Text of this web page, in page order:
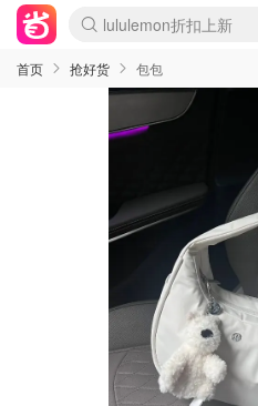
lululemon折扣上新
Sasa美妆护肤3.5折
SSENSE年中3折
FreshBeauty好价汇总
Cettire降价+叠9折
Farfetch折上8折
WWS Coles超市实拍
viagogo二手票捡漏
Myer清仓1折起
The Outnet奢牌1折起
David Jones 3折起
Flannels大牌1折
Perfumes Club护肤1折
AMIRO返校季6.2折
Oweek抽奖送Airpods
Amazon折扣汇总
eToro入金$200送$50
Amazon数码好物
ICONIC本周7.5折
ThedoubleF高奢地板价
Moose Knuckles 6折
丝芙兰5折起
EUFY官网3.7折起
Selenichast首饰2折
Trip机票酒店促销
YSL送5件彩妆礼
Amazon家居好物
BIGBANG巡演开票
David Jones时尚3折
Amazon美妆护肤
雅漾大喷$8
过敏原检测盒$33
伊索独家赠50ml沐浴露
科颜氏清仓3折
SEALIFE海洋馆门票6折
丝塔芙大白罐$16
订阅Newsletter送香薰
Cult Beauty 6.8折
Harrods圣诞日历2.3折
LN-CC奢牌私促3折
d'Alba空姐喷雾$16
EVE LOM套装逆天2折
Bernardelli独家4折
Adore Beauty 6折起
CT圣诞日历
Mytheresa奢品2.7折
Luxury Escapes 9折
Currentbody美容仪9折
卡诗9折+赠4件礼
MOON Garden Live
ALLSAINTS美衣3折
Roborock扫地机3.7折
Tingo Life水杯$24
Valentino官网5折
CR洗发护发6.3折
首页 抢好货 包包